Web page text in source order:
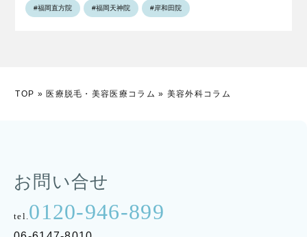
#福岡直方院 #福岡天神院 #岸和田院
TOP »医療脱毛・美容医療コラム » 美容外科コラム
お問い合せ
tel. 0120-946-899